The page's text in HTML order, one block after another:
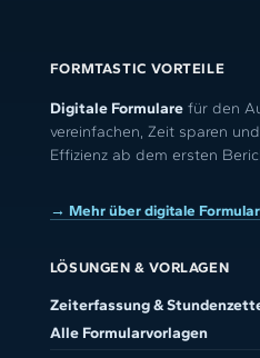
FORMTASTIC VORTEILE
Digitale Formularefür den
vereinfachen, Zeit sparen
Effizienz ab dem ersten
→ Mehr über digitale
LÖSUNGEN & VORLAGEN
Zeiterfassung &
Alle Formularvorlagen